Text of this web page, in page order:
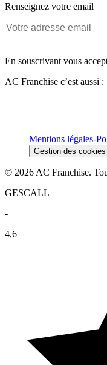
Renseignez votre email
En souscrivant vous
AC Franchise c’est aussi :
Mentions légales-
Gestion des cookies
© 2026 AC Franchise.
GESCALL
-
4,6